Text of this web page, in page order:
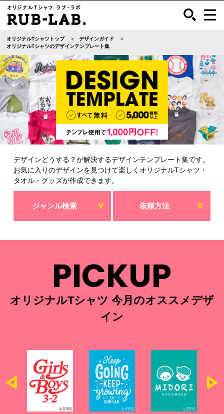
オリジナルTシャツトップ
デザインガイド
オリジナルTシャツのデザインテンプレート集
デザインどうする？が解決するデザインテンプレート集です。
お気に入りのデザインを見つけて楽しくオリジナルTシャツ・
タオル・グッズが作成できます。
ジャンル検索 依頼方法
PICKUP
オリジナルTシャツ 今月のオススメデザ
イン